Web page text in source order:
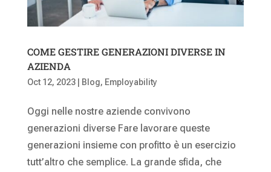
COME GESTIRE GENERAZIONI DIVERSE IN
AZIENDA
Oct 12, 2023| Blog, Employability
Oggi nelle nostre aziende convivono
generazioni diverse Fare lavorare queste
generazioni insieme con profitto è un esercizio
tutt’altro che semplice. La grande sfida, che